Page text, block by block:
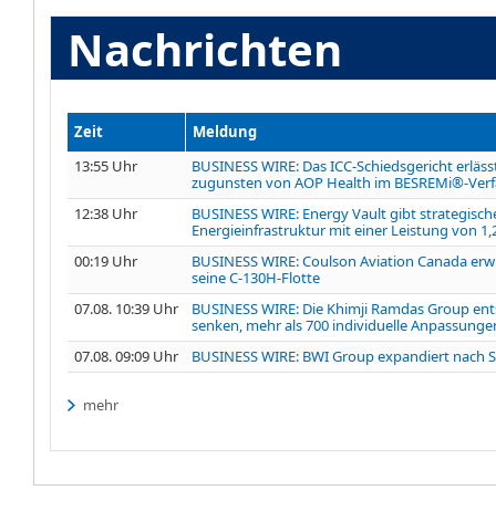
Nachrichten
Zeit
Meldung
13:55 Uhr
BUSINESS WIRE: Das ICC-Schiedsgericht
zugunsten von AOP Health im BESREMi®-
12:38 Uhr
BUSINESS WIRE: Energy Vault gibt
Energieinfrastruktur mit einer Leistung von
00:19 Uhr
BUSINESS WIRE: Coulson Aviation Canada
seine C-130H-Flotte
07.08. 10:39 Uhr
BUSINESS WIRE: Die Khimji Ramdas Group
senken, mehr als 700 individuelle
07.08. 09:09 Uhr
BUSINESS WIRE: BWI Group expandiert
mehr